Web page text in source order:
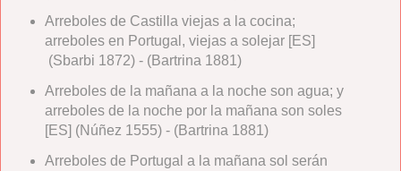
Arreboles de Castilla viejas a la cocina;
arreboles en Portugal, viejas a solejar [ES]
(Sbarbi 1872) - (Bartrina 1881)
Arreboles de la mañana a la noche son agua; y
arreboles de la noche por la mañana son soles
[ES] (Núñez 1555) - (Bartrina 1881)
Arreboles de Portugal a la mañana sol serán